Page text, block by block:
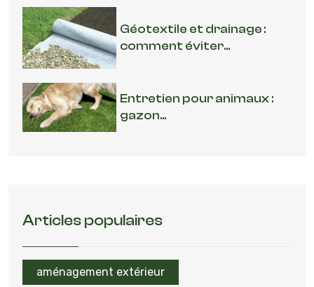
Géotextile et drainage :
comment éviter...
Entretien pour animaux :
gazon...
Articles populaires
aménagement extérieur